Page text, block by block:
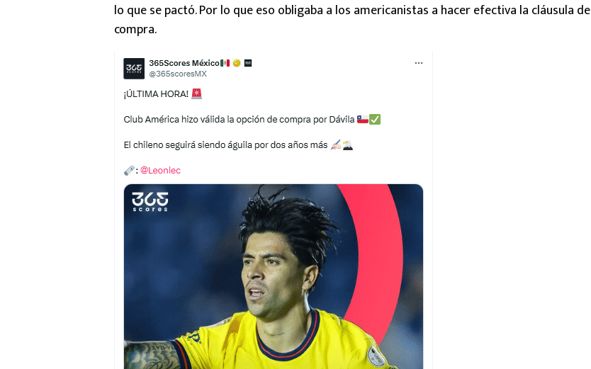
lo que se pactó. Por lo que eso obligaba a los americanistas a hacer efectiva la cláusula de
compra.